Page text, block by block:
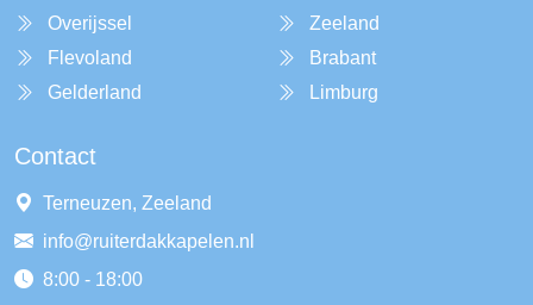
Overijssel
Flevoland
Gelderland
Zeeland
Brabant
Limburg
Contact
Terneuzen, Zeeland
info@ruiterdakkapelen.nl
8:00 - 18:00